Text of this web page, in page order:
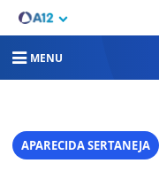
MENU
APARECIDA SERTANEJA